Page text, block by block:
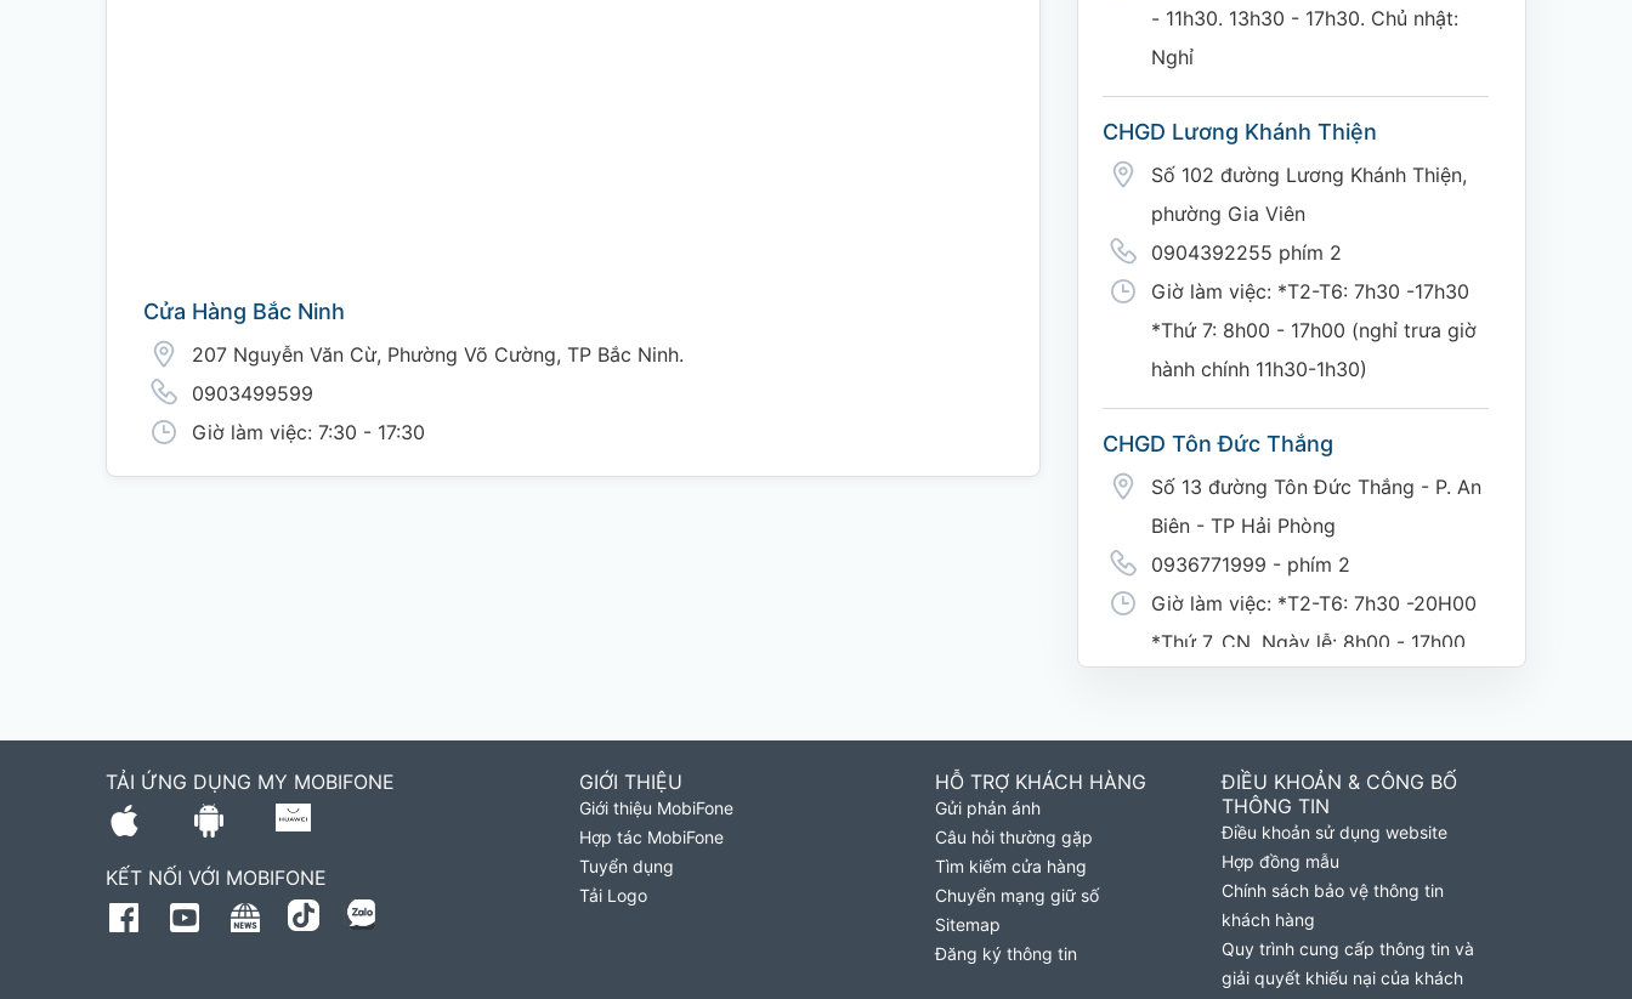
Cửa Hàng Bắc Ninh
207 Nguyễn Văn Cừ, Phường Võ Cường, TP Bắc Ninh.
0903499599
Giờ làm việc: 7:30 - 17:30
- 11h30. 13h30 - 17h30. Chủ nhật:
Nghỉ
CHGD Lương Khánh Thiện
Số 102 đường Lương Khánh Thiện,
phường Gia Viên
0904392255 phím 2
Giờ làm việc: *T2-T6: 7h30 -17h30
*Thứ 7: 8h00 - 17h00 (nghỉ trưa giờ
hành chính 11h30-1h30)
CHGD Tôn Đức Thắng
Số 13 đường Tôn Đức Thắng - P. An
Biên - TP Hải Phòng
0936771999 - phím 2
Giờ làm việc: *T2-T6: 7h30 -20H00
*Thứ 7, CN, Ngày lễ: 8h00 - 17h00
Cửa Hàng MobiFone Phường Nguyệt
169 Võ Nguyên Giáp, Khóm 9,
Phường Nguyệt Hóa, Tỉnh Vĩnh
Long. (Trụ sở cây xăng dầu Hậu
TẢI ỨNG DỤNG MY MOBIFONE
KẾT NỐI VỚI MOBIFONE
GIỚI THIỆU
Giới thiệu MobiFone
Hợp tác MobiFone
Tuyển dụng
Tải Logo
HỖ TRỢ KHÁCH HÀNG
Gửi phản ánh
Câu hỏi thường gặp
Tìm kiếm cửa hàng
Chuyển mạng giữ số
Sitemap
Đăng ký thông tin
ĐIỀU KHOẢN & CÔNG BỐ
THÔNG TIN
Điều khoản sử dụng website
Hợp đồng mẫu
Chính sách bảo vệ thông tin
khách hàng
Quy trình cung cấp thông tin và
giải quyết khiếu nại của khách